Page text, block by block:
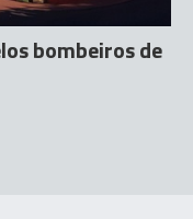
bombeiros de